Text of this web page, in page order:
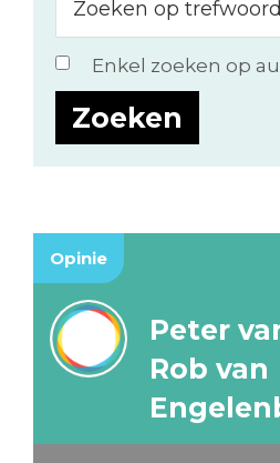
op
trefwoord
of
auteur...
Enkel zoeken op
Opinie
Peter
Rob van